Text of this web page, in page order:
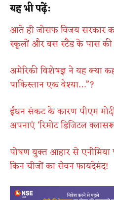
यह भी पढ़ें:
आते ही जोसफ विजय सरकार
स्कूलों और बस स्टैंड के पास की
अमेरिकी विशेषज्ञ ने यह क्या
पाकिस्तान एक वेश्या…”?
ईंधन संकट के कारण पीएम
अपनाएं ‘रिमोट डिजिटल
पोषण युक्त आहार से एनीमिया
किन चीजों का सेवन फायदेमंद!